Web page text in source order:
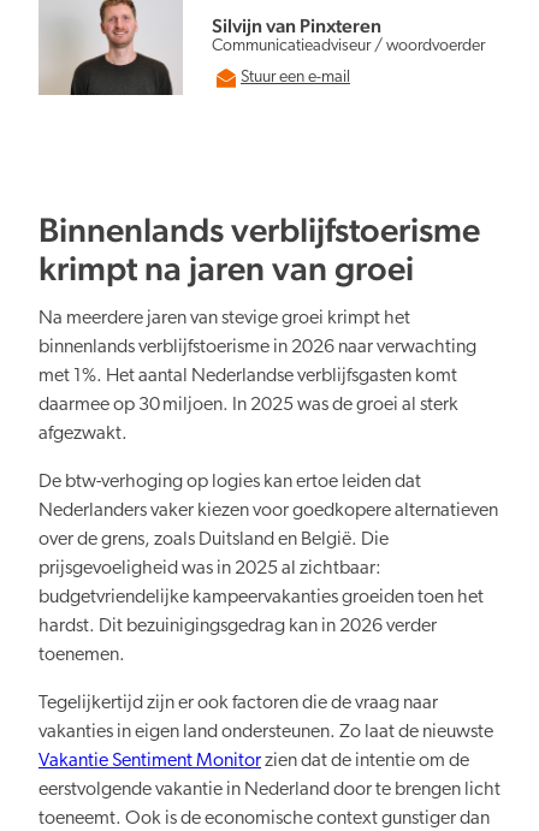
Verduurzaming
Lusten en lasten in balans
Kennis en data
Silvijn van Pinxteren
Communicatieadviseur / woordvoerder
Stuur een e-mail
Binnenlands verblijfstoerisme
krimpt na jaren van groei
Na meerdere jaren van stevige groei krimpt het
binnenlands verblijfstoerisme in 2026 naar verwachting
met 1%. Het aantal Nederlandse verblijfsgasten komt
daarmee op 30 miljoen. In 2025 was de groei al sterk
afgezwakt.
De btw-verhoging op logies kan ertoe leiden dat
Nederlanders vaker kiezen voor goedkopere alternatieven
over de grens, zoals Duitsland en België. Die
prijsgevoeligheid was in 2025 al zichtbaar:
budgetvriendelijke kampeervakanties groeiden toen het
hardst. Dit bezuinigingsgedrag kan in 2026 verder
toenemen.
Tegelijkertijd zijn er ook factoren die de vraag naar
vakanties in eigen land ondersteunen. Zo laat de nieuwste
Vakantie Sentiment Monitorzien dat de intentie om de
eerstvolgende vakantie in Nederland door te brengen licht
toeneemt. Ook is de economische context gunstiger dan